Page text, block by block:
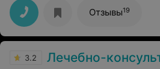
Отзывы19
3.2 Лечебно-консультативная поликлиника